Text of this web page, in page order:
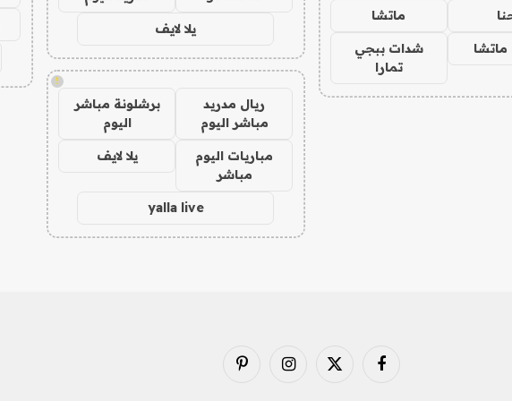
ماتشا
شدات ببجي
تمارا
يلا لايف
!
ريال مدريد
مباشر اليوم
برشلونة مباشر
اليوم
مباريات اليوم
مباشر
يلا لايف
yalla live
فيسبوك X
الانستغرامبينتيريست